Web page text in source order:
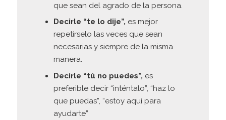
que sean del agrado de la persona.
Decirle “te lo dije”, es mejor
repetírselo las veces que sean
necesarias y siempre de la misma
manera.
Decirle “tú no puedes”, es
preferible decir “inténtalo”, “haz lo
que puedas”, “estoy aquí para
ayudarte”